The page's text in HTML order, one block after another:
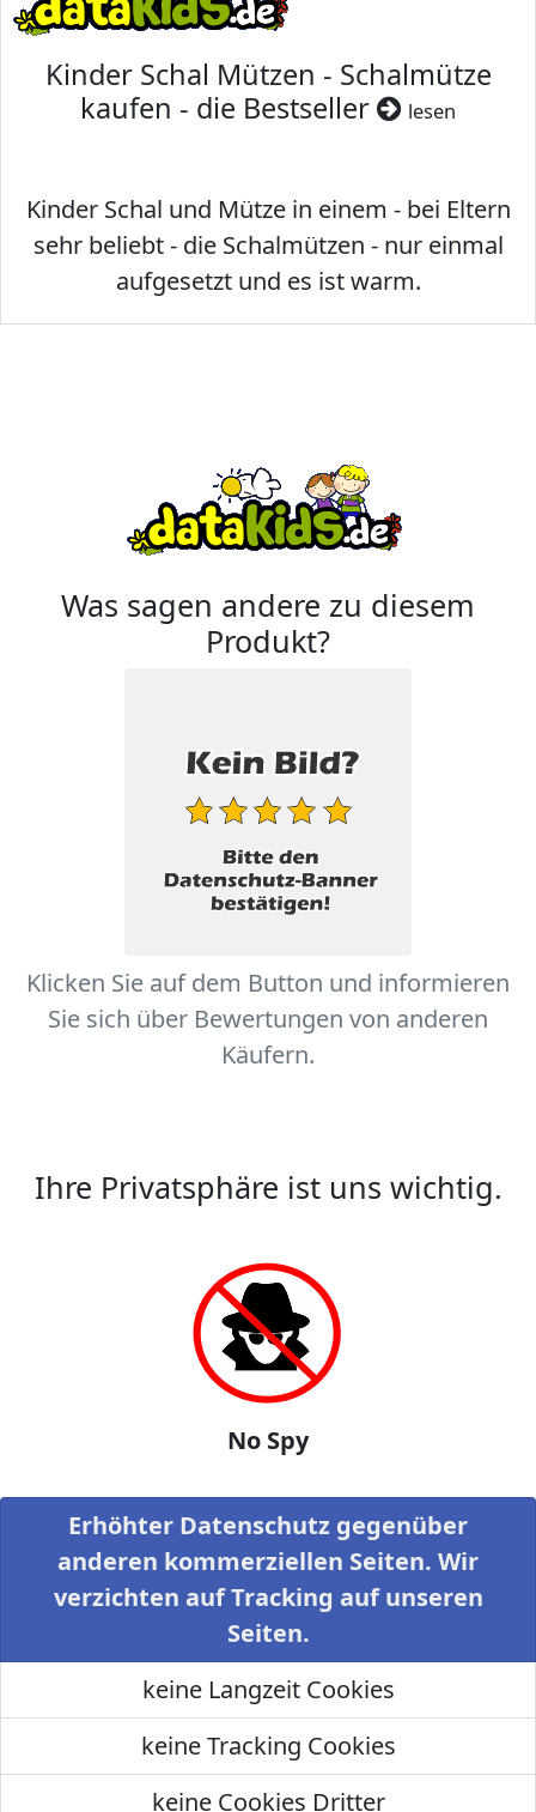
Kinder Schal Mützen - Schalmütze
kaufen - die Bestseller
lesen
Kinder Schal und Mütze in einem - bei Eltern
sehr beliebt - die Schalmützen - nur einmal
aufgesetzt und es ist warm.
Was sagen andere zu diesem
Produkt?
Klicken Sie auf dem Button und informieren
Sie sich über Bewertungen von anderen
Käufern.
Ihre Privatsphäre ist uns wichtig.
No Spy
Erhöhter Datenschutz gegenüber
anderen kommerziellen Seiten. Wir
verzichten auf Tracking auf unseren
Seiten.
keine Langzeit Cookies
keine Tracking Cookies
keine Cookies Dritter